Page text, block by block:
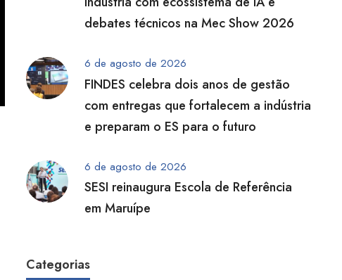
debates técnicos na Mec Show 2026
6 de agosto de 2026
FINDES celebra dois anos de gestão
com entregas que fortalecem a indústria
e preparam o ES para o futuro
6 de agosto de 2026
SESI reinaugura Escola de Referência
em Maruípe
Categorias